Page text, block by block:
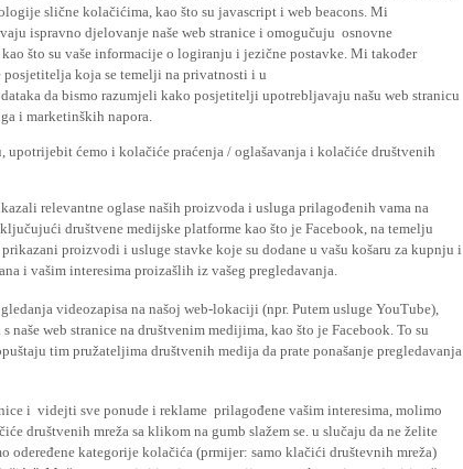
slične kolačićima, kao što su javascript i web beacons. Mi
ispravno djelovanje naše web stranice i omogučuju osnovne
što su vaše informacije o logiranju i jezične postavke. Mi također
koja se temelji na privatnosti i u
da bismo razumjeli kako posjetitelji upotrebljavaju našu web stranicu
i marketinških napora.
ćemo i kolačiće praćenja / oglašavanja i kolačiće društvenih
relevantne oglase naših proizvoda i usluga prilagođenih vama na
društvene medijske platforme kao što je Facebook, na temelju
proizvodi i usluge stavke koje su dodane u vašu košaru za kupnju i
i vašim interesima proizašlih iz vašeg pregledavanja.
videozapisa na našoj web-lokaciji (npr. Putem usluge YouTube),
web stranice na društvenim medijima, kao što je Facebook. To su
tim pružateljima društvenih medija da prate ponašanje pregledavanja
i videjti sve ponude i reklame prilagođene vašim interesima, molimo
društvenih mreža sa klikom na gumb slažem se. u slučaju da ne želite
kategorije kolačića (prmijer: samo klačići društevnih mreža)